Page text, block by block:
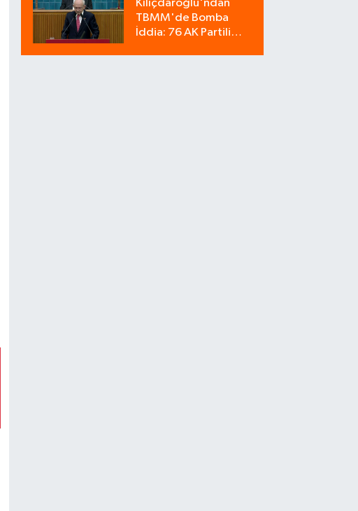
Bozdu!
Kılıçdaroğlu'ndan
TBMM'de Bomba
İddia: 76 AK Partili